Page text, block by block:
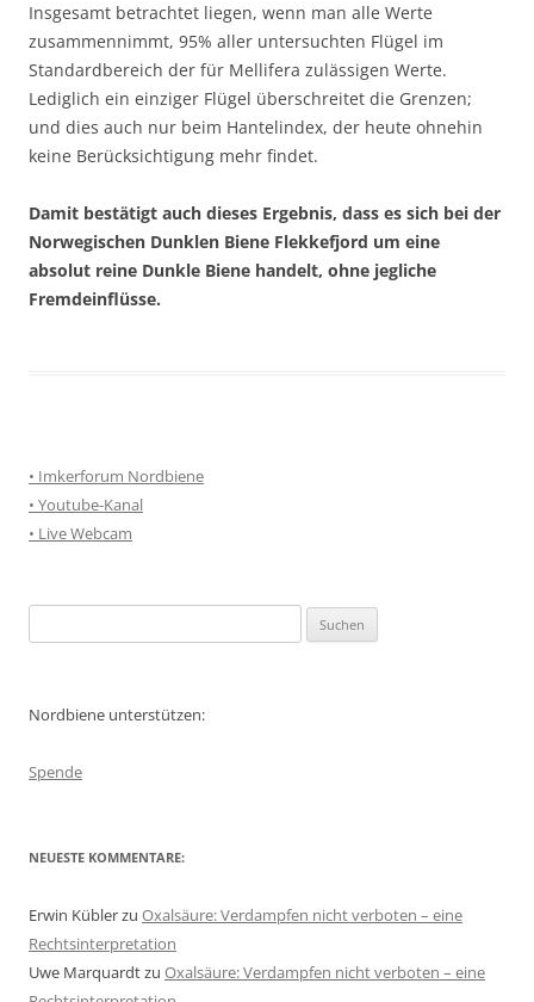
Insgesamt betrachtet liegen, wenn man alle Werte
zusammennimmt, 95% aller untersuchten Flügel im
Standardbereich der für Mellifera zulässigen Werte.
Lediglich ein einziger Flügel überschreitet die Grenzen;
und dies auch nur beim Hantelindex, der heute ohnehin
keine Berücksichtigung mehr findet.
Damit bestätigt auch dieses Ergebnis, dass es sich bei der
Norwegischen Dunklen Biene Flekkefjord um eine
absolut reine Dunkle Biene handelt, ohne jegliche
Fremdeinflüsse.
• Imkerforum Nordbiene
• Youtube-Kanal
• Live Webcam
nach:
Nordbiene unterstützen:
Spende
NEUESTE KOMMENTARE:
Erwin Küblerzu Oxalsäure: Verdampfen nicht verboten – eine
Rechtsinterpretation
Uwe Marquardtzu Oxalsäure: Verdampfen nicht verboten – eine